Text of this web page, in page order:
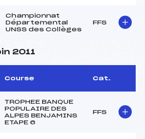
Championnat
Départemental
UNSS des Collèges
FFS
2011
Course Cat.
TROPHEE BANQUE
POPULAIRE DES
ALPES BENJAMINS
ETAPE 6
FFS